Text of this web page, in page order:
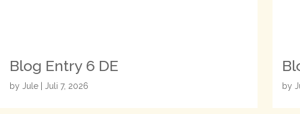
Blog Entry 6 DE
by Jule Juli 7, 2026 by